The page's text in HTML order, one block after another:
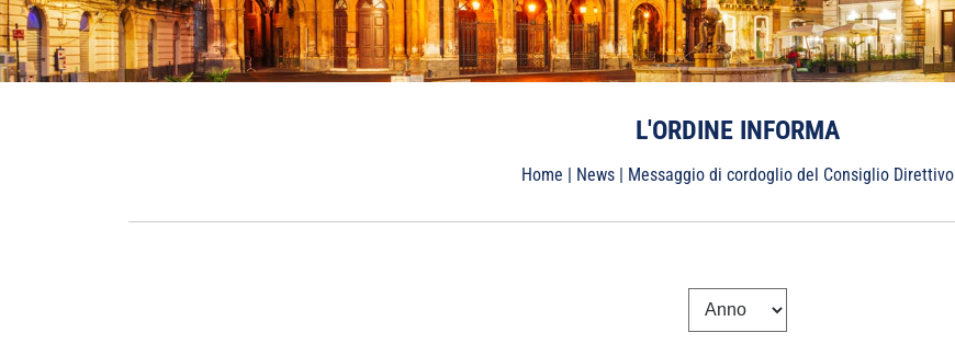
L'ORDINE INFORMA
Home | News | Messaggio di cordoglio del Consiglio Direttivo